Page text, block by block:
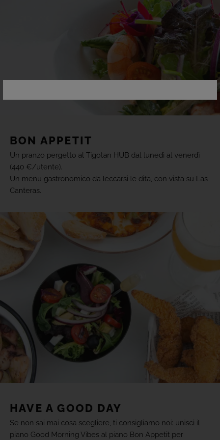
BON APPETIT
Un pranzo pergetto al Tigotan HUB dal lunedì al venerdì
(440 €/utente).
Un menu gastronomico da leccarsi le dita, con vista su Las
Canteras.
HAVE A GOOD DAY
Se non sai mai cosa scegliere, ti consigliamo noi: unisci il
piano Good Morning Vibes al piano Bon Appetit per